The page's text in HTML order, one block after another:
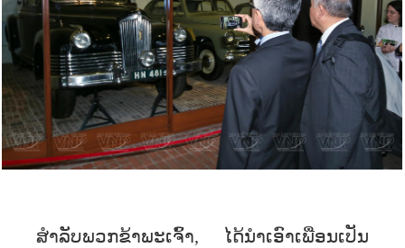
ສຳລັບພວກຂ້າພະເຈົ້າ, ໄດ້ນຳເອົາເພື່ອນເປັນ